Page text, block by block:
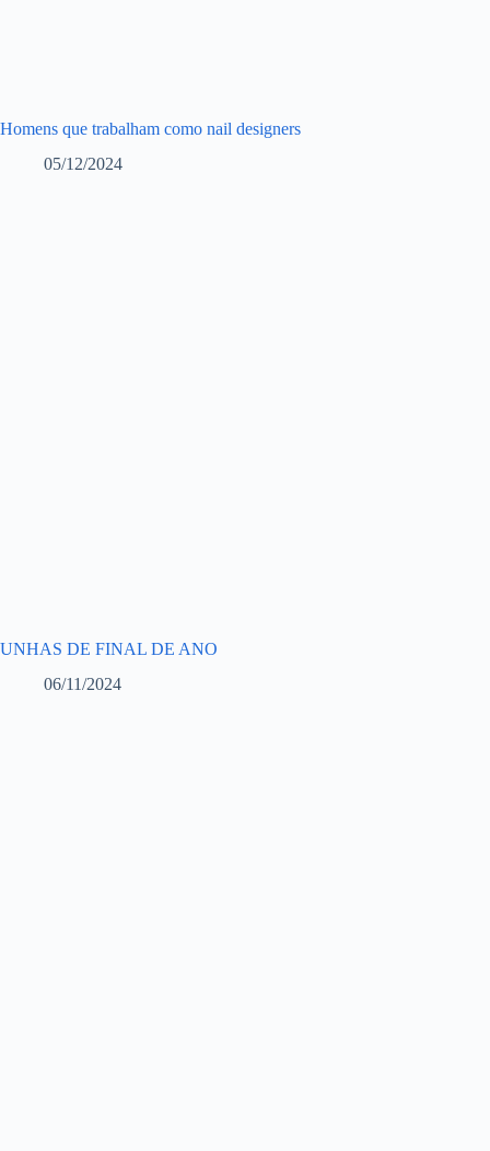
Homens que trabalham como nail designers
05/12/2024
UNHAS DE FINAL DE ANO
06/11/2024